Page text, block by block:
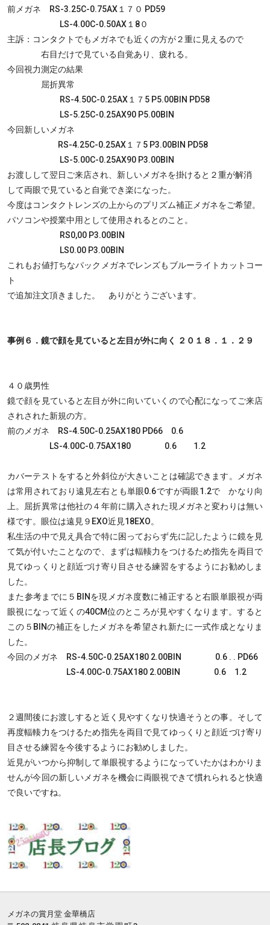
前メガネ RS-3.25C-0.75AX１７０ PD59
LS-4.00C-0.50AX１8０
主訴：コンタクトでもメガネでも近くの方が２重に見えるので
右目だけで見ている自覚あり、疲れる。
今回視力測定の結果
屈折異常
RS-4.50C-0.25AX１７5 P5.00BIN PD58
LS-5.25C-0.25AX90 P5.00BIN
今回新しいメガネ
RS-4.25C-0.25AX１７5 P3.00BIN PD58
LS-5.00C-0.25AX90 P3.00BIN
お渡しして翌日ご来店され、新しいメガネを掛けると２重が解消
して両眼で見ていると自覚でき楽になった。
今度はコンタクトレンズの上からのプリズム補正メガネをご希望。
パソコンや授業中用として使用されるとのこと。
RS0,00 P3.00BIN
LS0.00 P3.00BIN
これもお値打ちなパックメガネでレンズもブルーライトカットコー
ト
で追加注文頂きました。 ありがとうございます。
事例６．鏡で顔を見ていると左目が外に向く ２０１８．１．２９
４０歳男性
鏡で顔を見ていると左目が外に向いていくので心配になってご来店
されされた新規の方。
前のメガネ RS-4.50C-0.25AX180 PD66 0.6
LS-4.00C-0.75AX180 0.6 1.2
カバーテストをすると外斜位が大きいことは確認できます。メガネ
は常用されており遠見左右とも単眼0.6ですが両眼1.2で かなり向
上。屈折異常は他社の４年前に購入された現メガネと変わりは無い
様です。眼位は遠見９EXO近見18EXO。
私生活の中で見え具合で特に困っておらず先に記したように鏡を見
て気が付いたことなので、まずは輻輳力をつけるため指先を両目で
見てゆっくりと顔近づけ寄り目させる練習をするようにお勧めしま
した。
また参考までに５BINを現メガネ度数に補正すると右眼単眼視が両
眼視になって近くの40CM位のところが見やすくなります。すると
この５BINの補正をしたメガネを希望され新たに一式作成となりま
した。
今回のメガネ RS-4.50C-0.25AX180 2.00BIN 0.6 . . PD66
LS-4.00C-0.75AX180 2.00BIN 0.6 1.2
２週間後にお渡しすると近く見やすくなり快適そうとの事。そして
再度輻輳力をつけるため指先を両目で見てゆっくりと顔近づけ寄り
目させる練習を今後するようにお勧めしました。
近見がいつから抑制して単眼視するようになっていたかはわかりま
せんが今回の新しいメガネを機会に両眼視できて慣れられると快適
で良いですね。
メガネの賞月堂 金華橋店